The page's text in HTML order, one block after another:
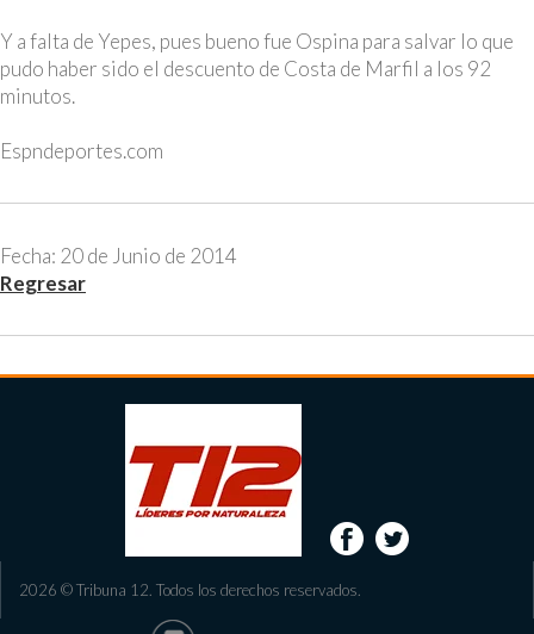
Y a falta de Yepes, pues bueno fue Ospina para salvar lo que
pudo haber sido el descuento de Costa de Marfil a los 92
minutos.
Espndeportes.com
Fecha: 20 de Junio de 2014
Regresar
2026 © Tribuna 12. Todos los derechos reservados.